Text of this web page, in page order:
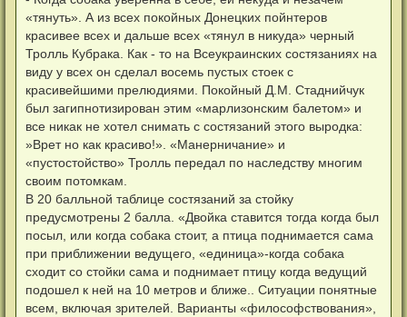
«тянуть». А из всех покойных Донецких пойнтеров
красивее всех и дальше всех «тянул в никуда» черный
Тролль Кубрака. Как - то на Всеукраинских состязаниях на
виду у всех он сделал восемь пустых стоек с
красивейшими прелюдиями. Покойный Д.М. Стаднийчук
был загипнотизирован этим «марлизонским балетом» и
все никак не хотел снимать с состязаний этого выродка:
»Врет но как красиво!». «Манерничание» и
«пустостойство» Тролль передал по наследству многим
своим потомкам.
В 20 балльной таблице состязаний за стойку
предусмотрены 2 балла. «Двойка ставится тогда когда был
посыл, или когда собака стоит, а птица поднимается сама
при приближении ведущего, «единица»-когда собака
сходит со стойки сама и поднимает птицу когда ведущий
подошел к ней на 10 метров и ближе.. Ситуации понятные
всем, включая зрителей. Варианты «философствования»,